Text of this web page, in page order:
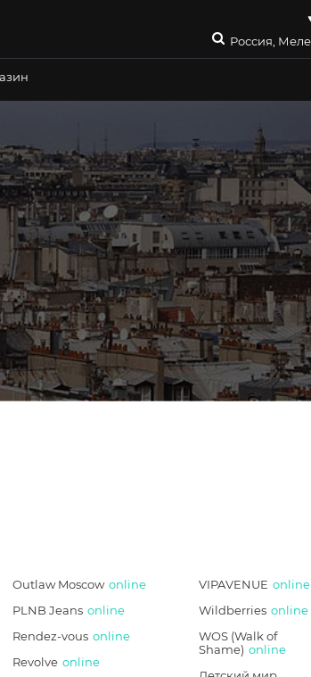
Россия,
Outlaw Moscow online
PLNB Jeans online
Rendez-vous online
Revolve online
VIPAVENUE online
Wildberries online
WOS (Walk of
Shame) online